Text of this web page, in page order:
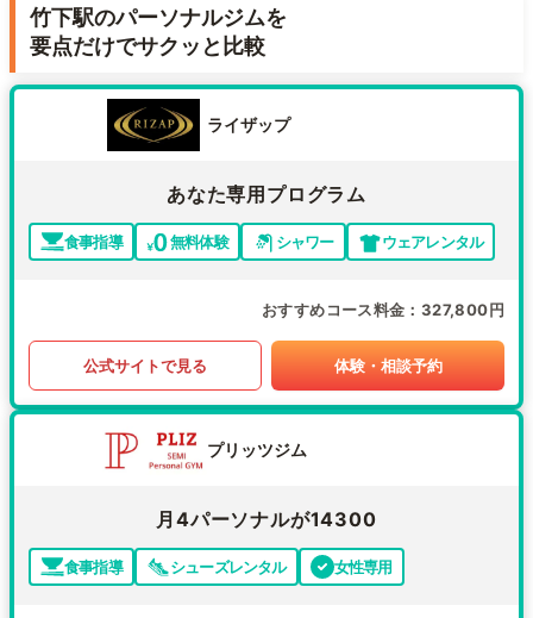
竹下駅のパーソナルジムを
要点だけでサクッと比較
ライザップ
あなた専用プログラム
食事指導 無料体験 シャワー ウェアレンタル
おすすめコース料金 327,800円
公式サイトで見る 体験・相談予約
プリッツジム
月4パーソナルが14300
食事指導 シューズレンタル 女性専用